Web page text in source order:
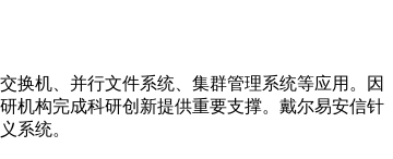
换机、并行文件系统、集群管理系统等应用。因
机构完成科研创新提供重要支撑。戴尔易安信针
系统。